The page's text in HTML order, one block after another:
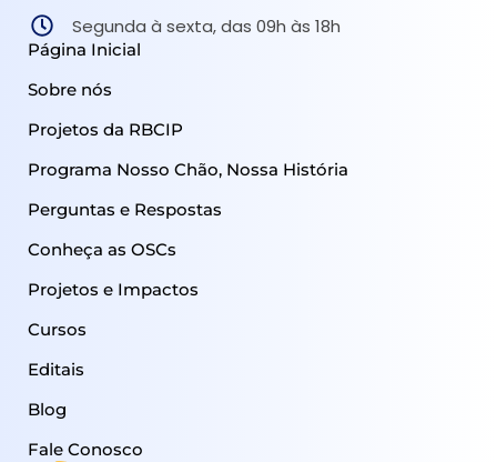
Segunda à sexta, das 09h às 18h
Página Inicial
Sobre nós
Projetos da RBCIP
Programa Nosso Chão, Nossa História
Perguntas e Respostas
Conheça as OSCs
Projetos e Impactos
Cursos
Editais
Blog
Fale Conosco